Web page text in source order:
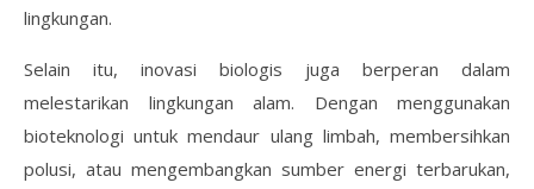
lingkungan.
Selain itu, inovasi biologis juga berperan dalam
melestarikan lingkungan alam. Dengan menggunakan
bioteknologi untuk mendaur ulang limbah, membersihkan
polusi, atau mengembangkan sumber energi terbarukan,